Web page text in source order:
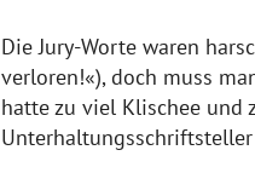
Die Jury-Worte waren
verloren!«), doch muss
hatte zu viel Klischee und